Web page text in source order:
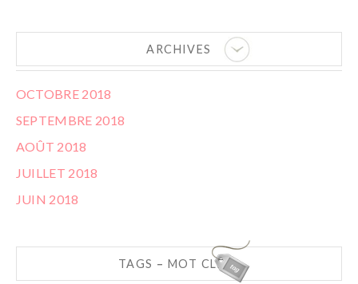
ARCHIVES
OCTOBRE 2018
SEPTEMBRE 2018
AOÛT 2018
JUILLET 2018
JUIN 2018
TAGS – MOT CLEFS